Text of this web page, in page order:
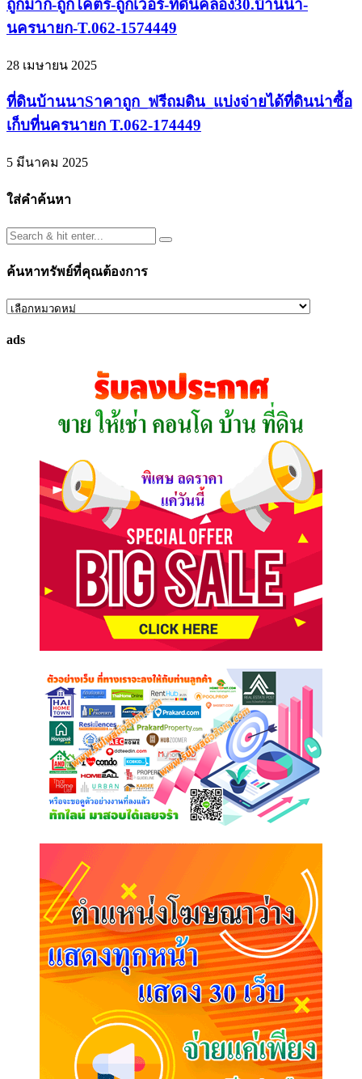
ถูกมาก-ถูกโคตร-ถูกเว่อร์-ที่ดินคลอง30.บ้านนา-
นครนายก-T.062-1574449
28 เมษายน 2025
ที่ดินบ้านนาSาคาถูก_ฟรีถมดิน_แบ่งจ่ายได้ที่ดินน่าซื้อ
เก็บที่นครนายก T.062-174449
5 มีนาคม 2025
ใส่คำค้นหา
ค้นหาทรัพย์ที่คุณต้องการ
ค้นหา
ที่
ads